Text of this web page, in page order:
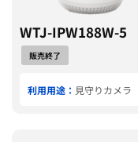
WTJ-IPW188W-5
販売終了
利用用途： 見守りカメラ